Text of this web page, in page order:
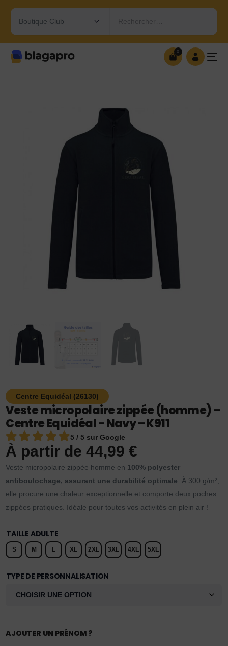
Rechercher…
0
Centre Equidéal (26130)
Veste micropolaire zippée (homme) –
Centre Equidéal - Navy – K911
5 / 5 sur Google
À partir de44,99€
Veste micropolaire zippée homme en 100% polyester
antiboulochage, assurant une durabilité optimale . À 300 g/m²,
elle procure une chaleur exceptionnelle et comporte deux poches
zippées pratiques. Idéale pour toutes vos activités en plein air !
TAILLE ADULTE
S M L XL 2XL 3XL 4XL 5XL
TYPE DE PERSONNALISATION
AJOUTER UN PRÉNOM ?